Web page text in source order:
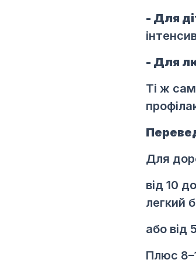
- Для
- Для
Ті ж
Для
від 10
легкий
або від
Плюс